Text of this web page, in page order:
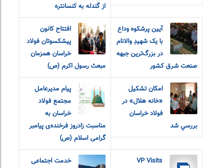
از گندله به کنسانتره
آیین پرشکوه وداع
با یک شهیدِ والانام
در بزرگ‌ترین جبهه
صنعت شرق کشور
افتتاح کانون
پیشکسوتان فولاد
خراسان همزمان
مبعث رسول اکرم (ص)
امکان تشکيل
«خانه هلال» در
فولاد خراسان
بررسي شد
پیام مدیرعامل
مجتمع فولاد
خراسان به
مناسبت زادروز فرخنده‌ی پیامبر
گرامی اسلام (ص)
VP Visits
خدمت اجتماعی